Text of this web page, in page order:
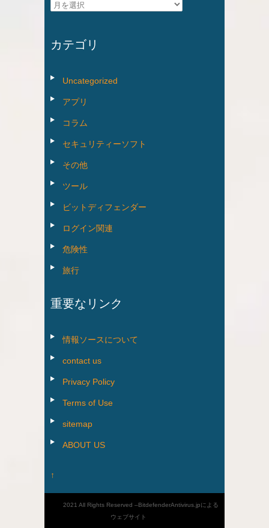
ア
カ
ブ
カテゴリ
Uncategorized
アプリ
コラム
セキュリティーソフト
その他
ツール
ビットディフェンダー
ログイン関連
危険性
旅行
重要なリンク
情報ソースについて
contact us
Privacy Policy
Terms of Use
sitemap
ABOUT US
↑